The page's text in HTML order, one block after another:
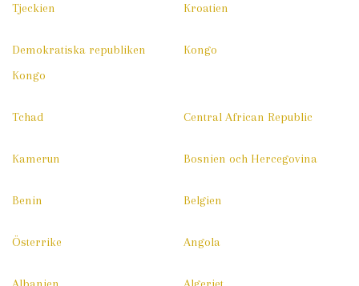
Tjeckien Kroatien
Demokratiska republiken
Kongo
Kongo
Tchad Central African Republic
Kamerun Bosnien och Hercegovina
Benin Belgien
Österrike Angola